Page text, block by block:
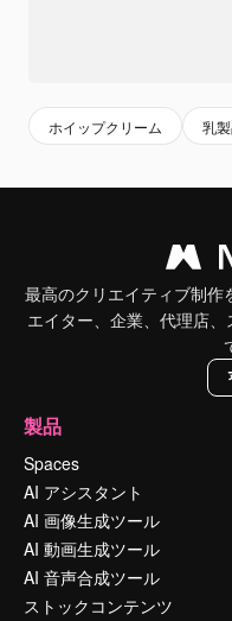
ホイップクリーム 乳
最高のクリエイティブ制作
エイター、企業、代理店
製品
Spaces
AI アシスタント
AI 画像生成ツール
AI 動画生成ツール
AI 音声合成ツール
ストックコンテンツ